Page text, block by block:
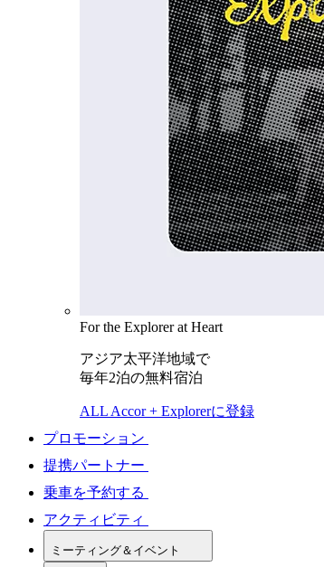
For the Explorer at Heart
アジア太平洋地域で
毎年2泊の無料宿泊
ALL Accor + Explorerに登録
プロモーション
提携パートナー
乗車を予約する
アクティビティ
ミーティング＆イベント